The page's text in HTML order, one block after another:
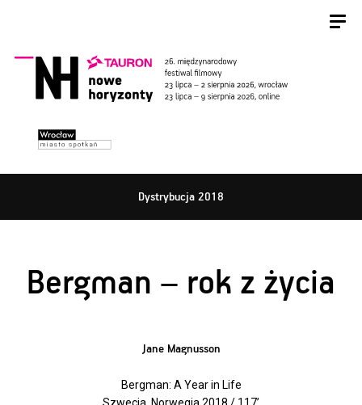
Dystrybucja 2018
Bergman – rok z życia
Jane Magnusson
Bergman: A Year in Life